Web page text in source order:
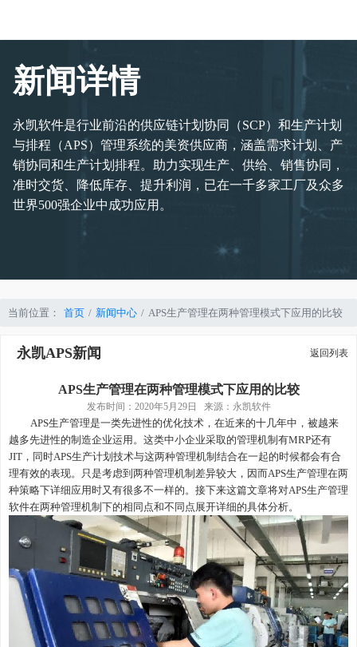
新闻详情
永凯软件是行业前沿的供应链计划协同（SCP）和生产计划
与排程（APS）管理系统的美资供应商，涵盖需求计划、产
销协同和生产计划排程。助力实现生产、供给、销售协同，
准时交货、降低库存、提升利润，已在一千多家工厂及众多
世界500强企业中成功应用。
当前位置： 首页 新闻中心 APS生产管理在两种管理模式下应用的比较
永凯APS新闻 返回列表
APS生产管理在两种管理模式下应用的比较
发布时间： 2020年5月29日 来源：永凯软件
APS生产管理是一类先进性的优化技术，在近来的十几年中，被越来
越多先进性的制造企业运用。这类中小企业采取的管理机制有MRP还有
JIT，同时APS生产计划 技术与这两种管理机制结合在一起的时候都会有合
理有效的表现。只是考虑到两种管理机制差异较大，因而APS生产管理在两
种策略下详细应用时又有很多不一样的。接下来这篇文章将对APS生产管理
软件在两种管理机制下的相同点和不同点展开详细的具体分析。